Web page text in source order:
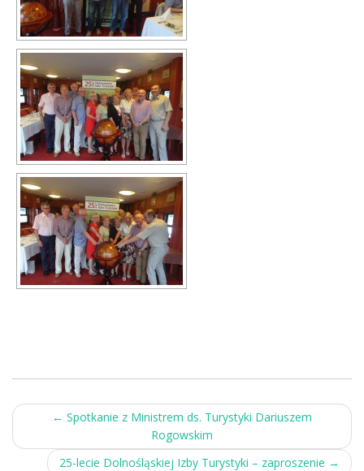
Post
navigation
← Spotkanie z Ministrem ds. Turystyki Dariuszem
Rogowskim
25-lecie Dolnośląskiej Izby Turystyki – zaproszenie →